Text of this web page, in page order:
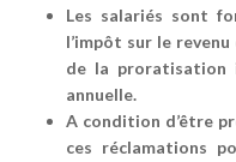
Les salariés sont
l’impôt sur le
de la proratisation
annuelle.
A condition d’être
ces réclamations